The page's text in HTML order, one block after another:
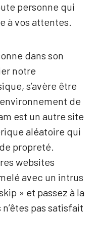
personne qui
à vos attentes.
dans son
notre
s’avère être
de
est un autre site
aléatoire qui
propreté.
websites
avec un intrus
» et passez à la
pas satisfait